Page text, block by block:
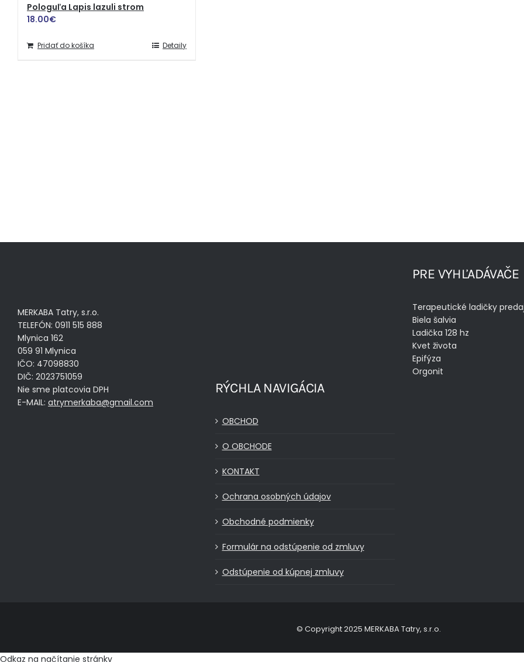
Pologuľa Lapis lazuli strom
18.00€
Pridať do košíka Detaily
MERKABA Tatry, s.r.o.
TELEFÓN: 0911 515 888
Mlynica 162
059 91 Mlynica
IČO: 47098830
DIČ: 2023751059
Nie sme platcovia DPH
E-MAIL: atrymerkaba@gmail.com
PRE VYHĽADÁVAČE
Terapeutické ladičky
Biela šalvia
Ladička 128 hz
Kvet života
Epifýza
Orgonit
RÝCHLA NAVIGÁCIA
OBCHOD
O OBCHODE
KONTAKT
Ochrana osobných údajov
Obchodné podmienky
Formulár na odstúpenie od zmluvy
Odstúpenie od kúpnej zmluvy
© Copyright 2025 MERKABA Tatry, s.r.o.
Odkaz na načítanie stránky